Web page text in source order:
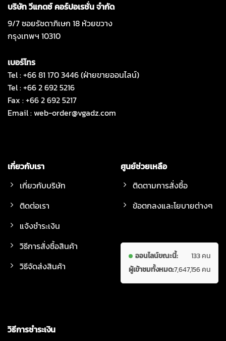
บริษัท วีแกดซ์ คอร์ปอเรชั่น จำกัด
9/7 ซอยรัชดาภิเษก 18 ห้วยขวาง
กรุงเทพฯ 10310
เบอร์โทร
Tel : +66 81 170 3446 (ฝ่ายขายออนไลน์)
Tel : +66 2 692 5216
Fax : +66 2 692 5217
Email :web-order@vgadz.com
เกี่ยวกับเรา
เกี่ยวกับบริษัท
ติดต่อเรา
แจ้งชำระเงิน
วิธีการสั่งซื้อสินค้า
วิธีจัดส่งสินค้า
ศูนย์ช่วยเหลือ
ติดตามการสั่งซื้อ
ข้อตกลงและโยบายต่างๆ
ออนไลน์ขณะนี้:
133 คน
ผู้เข้าชมทั้งหมด:7,647,156 คน
วิธีการชำระเงิน